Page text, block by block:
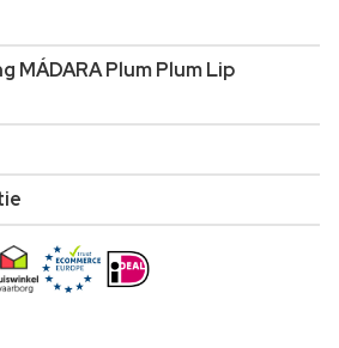
MÁDARA Plum Plum Lip